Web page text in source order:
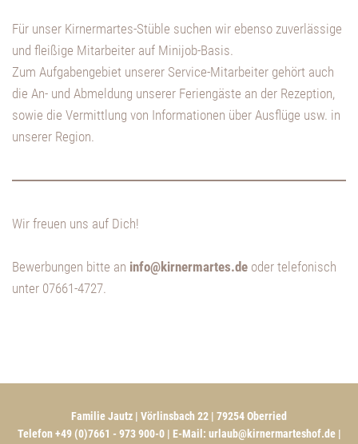
Für unser Kirnermartes-Stüble suchen wir ebenso zuverlässige
und fleißige Mitarbeiter auf Minijob-Basis.
Zum Aufgabengebiet unserer Service-Mitarbeiter gehört auch
die An- und Abmeldung unserer Feriengäste an der Rezeption,
sowie die Vermittlung von Informationen über Ausflüge usw. in
unserer Region.
Wir freuen uns auf Dich!
Bewerbungen bitte an info@kirnermartes.de oder telefonisch
unter 07661-4727.
Familie Jautz | Vörlinsbach 22 | 79254 Oberried
Telefon +49 (0)7661 - 973 900-0 | E-Mail: urlaub@kirnermarteshof.de|